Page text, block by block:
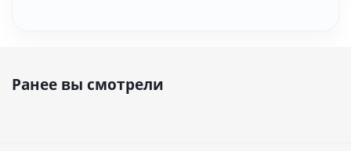
Ранее вы смотрели